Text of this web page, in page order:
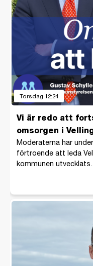
Torsdag 12:24
Vi är redo att
omsorgen i
Moderaterna har
förtroende att leda
kommunen